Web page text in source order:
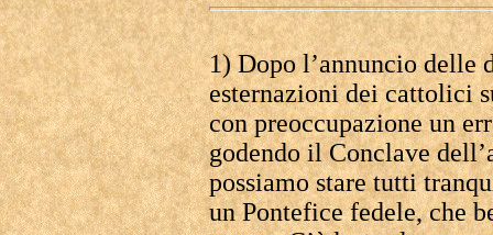
1) Dopo l’annuncio
esternazioni dei cattolici
con preoccupazione un
godendo il Conclave
possiamo stare tutti
un Pontefice fedele, che